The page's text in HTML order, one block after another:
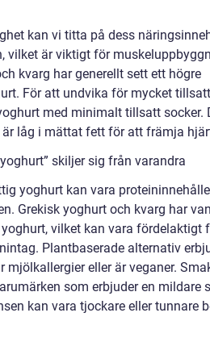
kan vi titta på dess
vilket är viktigt för
kvarg har generellt sett ett högre
För att undvika för mycket
med minimalt tillsatt socker.
låg i mättat fett för att främja
skiljer sig från varandra
yoghurt kan vara
Grekisk yoghurt och kvarg har
vilket kan vara fördelaktigt
Plantbaserade alternativ
eller är veganer.
som erbjuder en mildare
kan vara tjockare eller tunnare